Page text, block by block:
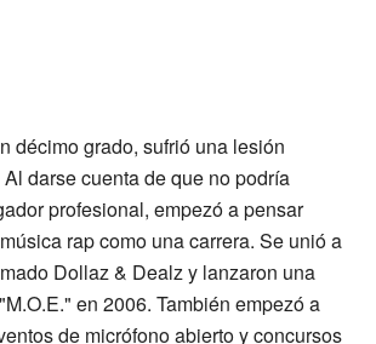
décimo grado, sufrió una lesión
darse cuenta de que no podría
profesional, empezó a pensar
rap como una carrera. Se unió a
Dollaz & Dealz y lanzaron una
en 2006. También empezó a
de micrófono abierto y concursos